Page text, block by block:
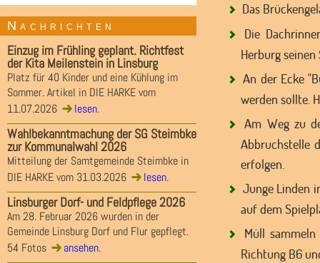
Nachrichten
Einzug im Frühling geplant. Richtfest
der Kita Meilenstein in Linsburg
Platz für 40 Kinder und eine Kühlung im
Sommer. Artikel in DIE HARKE vom
11.07.2026
lesen.
Wahlbekanntmachung der SG Steimbke
zur Kommunalwahl 2026
Mitteilung der Samtgemeinde Steimbke in
DIE HARKE vom 31.03.2026
lesen.
Linsburger Dorf- und Feldpflege 2026
Am 28. Februar 2026 wurden in der
Gemeinde Linsburg Dorf und Flur gepflegt.
54 Fotos
ansehen.
Das
Die
Herburg
An der Ecke
werden sollte.
Am Weg zu
Abbruchstelle
erfolgen.
Junge Linden
auf dem
Müll
Richtung B6